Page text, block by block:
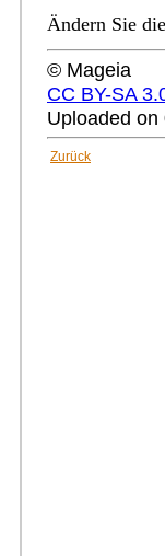
Ändern Sie
© Mageia
CC BY-SA
Uploaded
Zurück